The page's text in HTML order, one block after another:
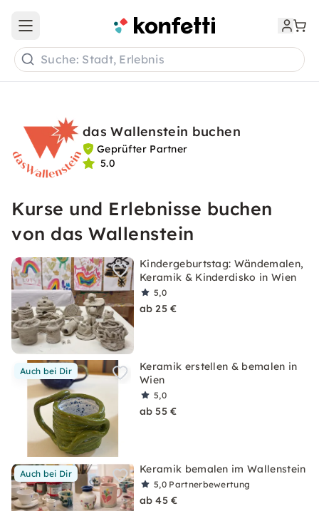
Open main menu
Suche: Stadt, Erlebnis
das Wallenstein buchen
Geprüfter Partner
5.0
Kurse und Erlebnisse buchen
von das Wallenstein
Kindergeburtstag: Wändemalen,
Keramik & Kinderdisko in Wien
5,0
ab 25 €
Auch bei Dir
Keramik erstellen & bemalen in
Wien
5,0
ab 55 €
Auch bei Dir Keramik bemalen im Wallenstein
5,0 Partnerbewertung
ab 45 €